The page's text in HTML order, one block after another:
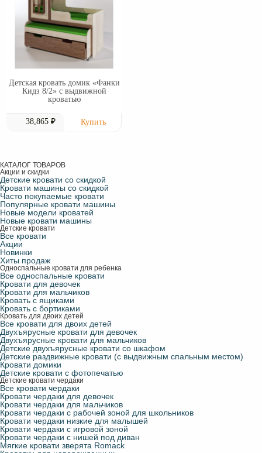
Детская кровать домик «Фанки
Кидз 8/2» с выдвижной
кроватью
38,865 ₽
КАТАЛОГ ТОВАРОВ
Акции и скидки
Детские кровати со скидкой
Кровати машины со скидкой
Часто покупаемые кровати
Популярные кровати машины
Новые модели кроватей
Новые кровати машины
Детские кровати
Все кровати
Акции
Новинки
Хиты продаж
Односпальные кровати для ребенка
Все односпальные кровати
Кровати для девочек
Кровати для мальчиков
Кровать с ящиками
Кровать с бортиками
Кровать для двоих детей
Все кровати для двоих детей
Двухъярусные кровати для девочек
Двухъярусные кровати для мальчиков
Детские двухъярусные кровати со шкафом
Детские раздвижные кровати (с выдвижным спальным местом)
Кровати домики
Детские кровати с фотопечатью
Детские кровати чердаки
Все кровати чердаки
Кровати чердаки для девочек
Кровати чердаки для мальчиков
Кровати чердаки с рабочей зоной для школьников
Кровати чердаки низкие для малышей
Кровати чердаки с игровой зоной
Кровати чердаки с нишей под диван
Мягкие кровати зверята Romack